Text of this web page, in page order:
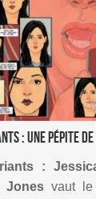
: une pépite de
:
Jones vaut